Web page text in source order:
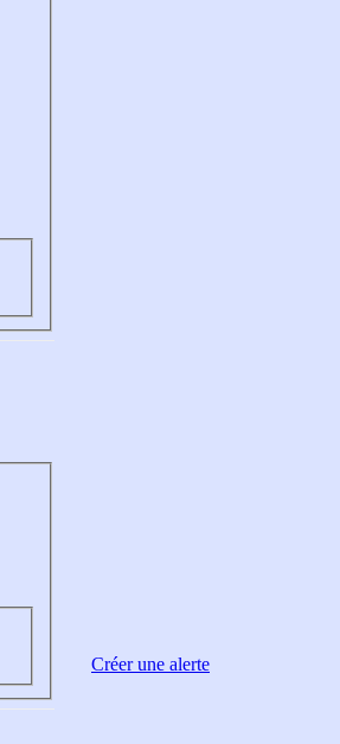
Créer une alerte